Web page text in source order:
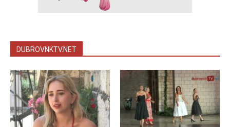
DUBROVNKTV.NET